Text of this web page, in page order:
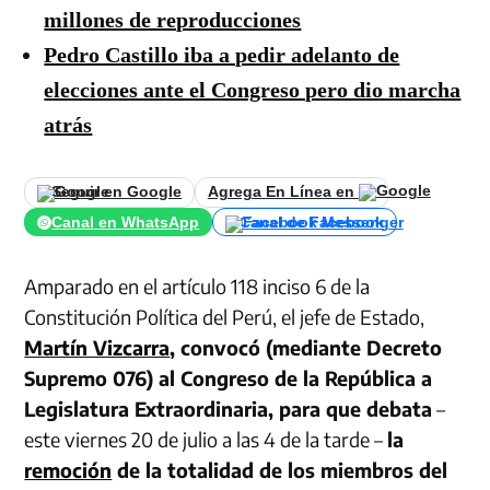
millones de reproducciones
Pedro Castillo iba a pedir adelanto de
elecciones ante el Congreso pero dio marcha
atrás
Seguir en Google
Agrega En Línea en
Canal en WhatsApp
Canal de Facebook
Amparado en el artículo 118 inciso 6 de la
Constitución Política del Perú, el jefe de Estado,
Martín Vizcarra, convocó (mediante Decreto
Supremo 076) al Congreso de la República a
Legislatura Extraordinaria, para que debata –
este viernes 20 de julio a las 4 de la tarde – la
remoción de la totalidad de los miembros del